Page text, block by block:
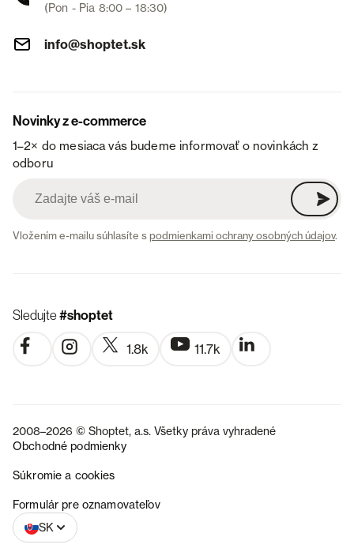
(Pon - Pia 8:00 – 18:30)
info@shoptet.sk
Novinky z e-commerce
1–2× do mesiaca vás budeme informovať o novinkách z
odboru
Vložením e-mailu súhlasíte spodmienkami ochrany osobných údajov.
Sledujte#shoptet
1.8k 11.7k
2008–2026 © Shoptet, a.s. Všetky práva vyhradené
Obchodné podmienky
Súkromie a cookies
Formulár pre oznamovateľov
SK